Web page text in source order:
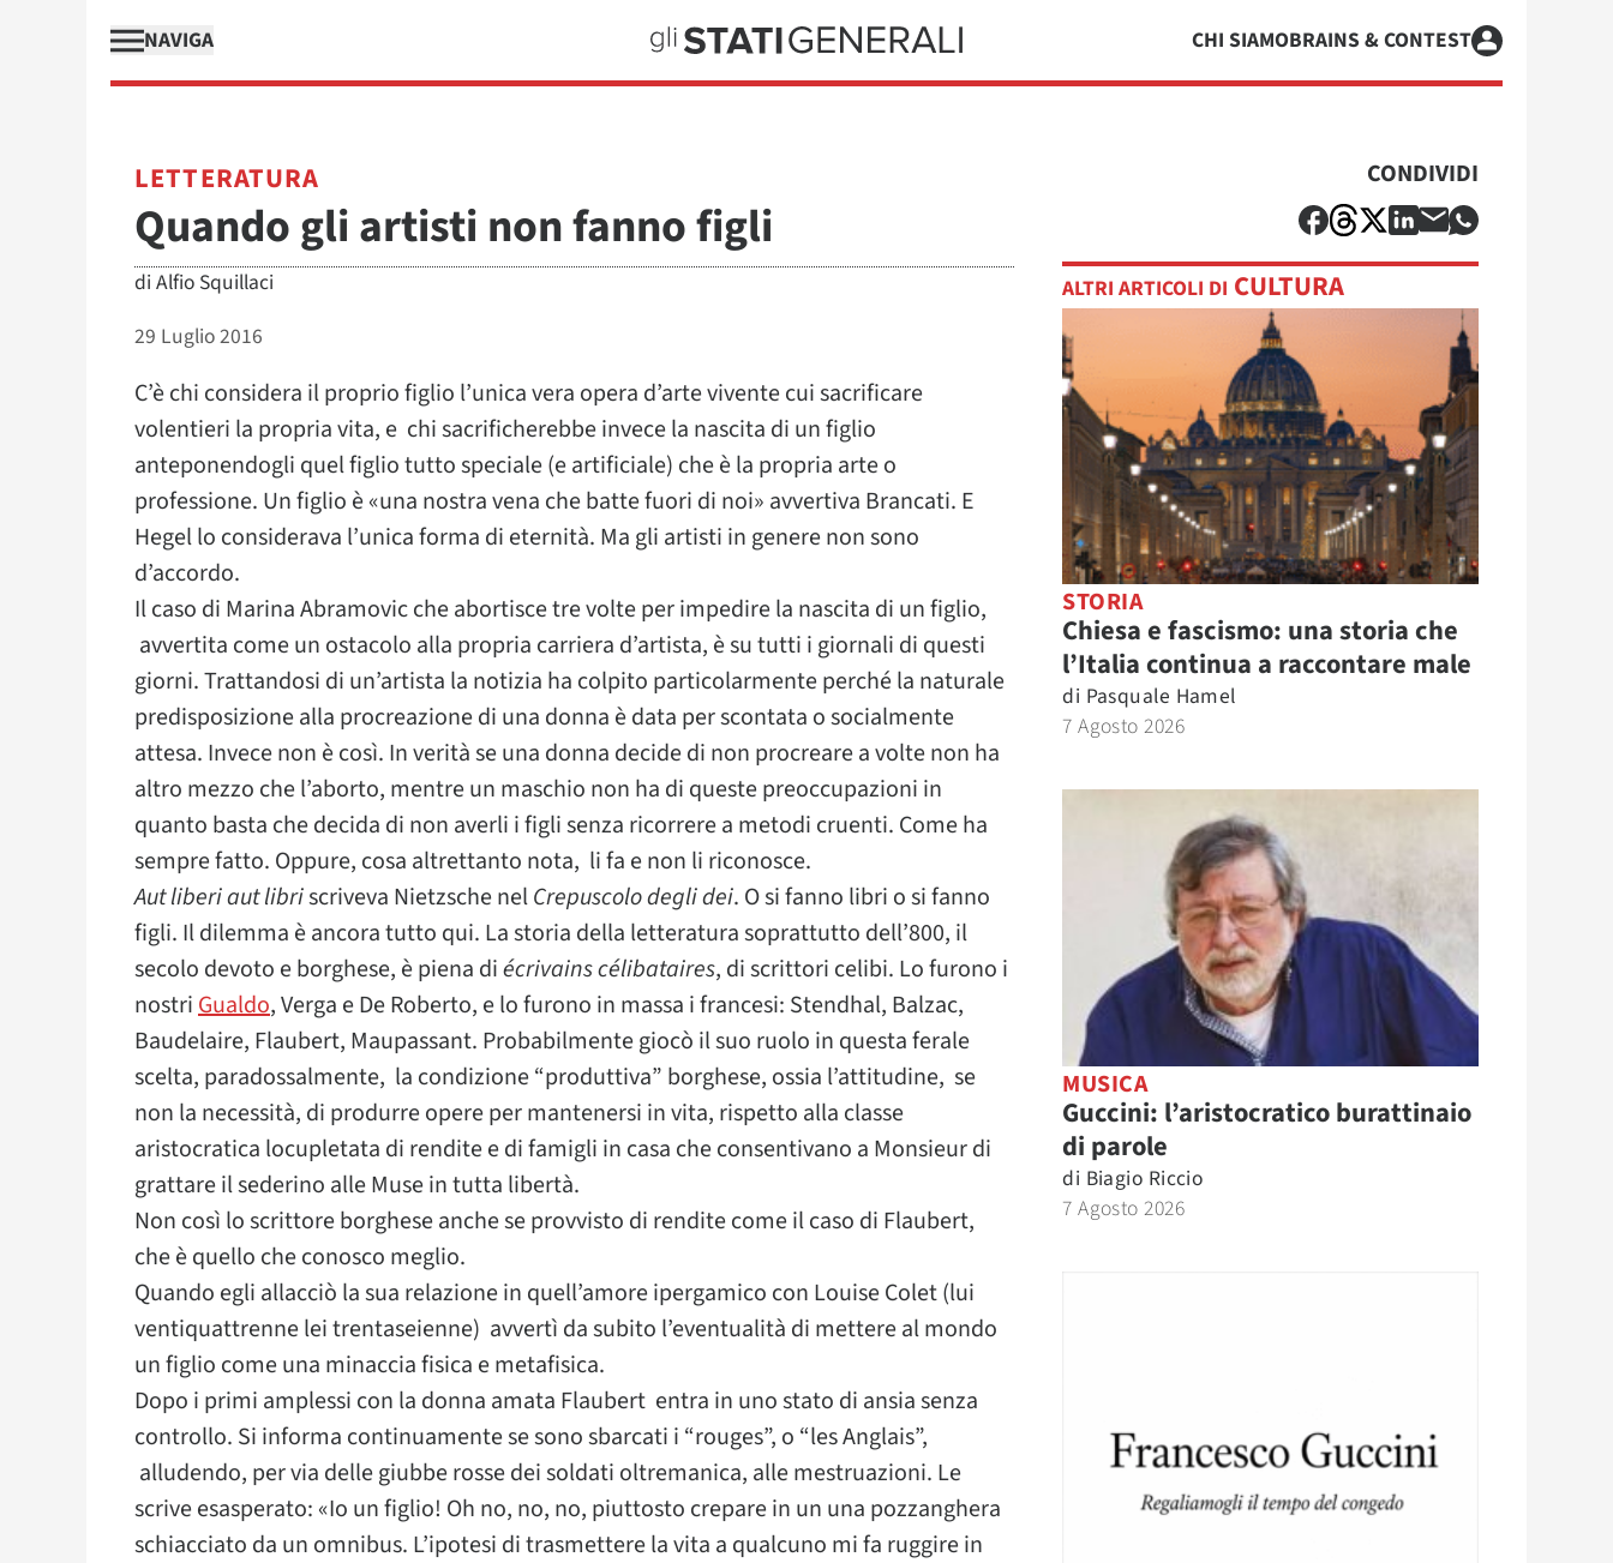
NAVIGA CHI SIAMOBRAINS & CONTEST
LETTERATURA
Quando gli artisti non fanno figli
di Alfio Squillaci
29 Luglio 2016
C’è chi considera il proprio figlio l’unica vera opera d’arte vivente cui sacrificare
volentieri la propria vita, e chi sacrificherebbe invece la nascita di un figlio
anteponendogli quel figlio tutto speciale (e artificiale) che è la propria arte o
professione. Un figlio è «una nostra vena che batte fuori di noi» avvertiva Brancati. E
Hegel lo considerava l’unica forma di eternità. Ma gli artisti in genere non sono
d’accordo.
Il caso di Marina Abramovic che abortisce tre volte per impedire la nascita di un figlio,
avvertita come un ostacolo alla propria carriera d’artista, è su tutti i giornali di questi
giorni. Trattandosi di un’artista la notizia ha colpito particolarmente perché la naturale
predisposizione alla procreazione di una donna è data per scontata o socialmente
attesa. Invece non è così. In verità se una donna decide di non procreare a volte non ha
altro mezzo che l’aborto, mentre un maschio non ha di queste preoccupazioni in
quanto basta che decida di non averli i figli senza ricorrere a metodi cruenti. Come ha
sempre fatto. Oppure, cosa altrettanto nota, li fa e non li riconosce.
Aut liberi aut libriscriveva Nietzsche nelCrepuscolo degli dei. O si fanno libri o si fanno
figli. Il dilemma è ancora tutto qui. La storia della letteratura soprattutto dell’800, il
secolo devoto e borghese, è piena diécrivains célibataires, di scrittori celibi. Lo furono i
nostriGualdo, Verga e De Roberto, e lo furono in massa i francesi: Stendhal, Balzac,
Baudelaire, Flaubert, Maupassant. Probabilmente giocò il suo ruolo in questa ferale
scelta, paradossalmente, la condizione “produttiva” borghese, ossia l’attitudine, se
non la necessità, di produrre opere per mantenersi in vita, rispetto alla classe
aristocratica locupletata di rendite e di famigli in casa che consentivano a Monsieur di
grattare il sederino alle Muse in tutta libertà.
Non così lo scrittore borghese anche se provvisto di rendite come il caso di Flaubert,
che è quello che conosco meglio.
Quando egli allacciò la sua relazione in quell’amore ipergamico con Louise Colet (lui
ventiquattrenne lei trentaseienne) avvertì da subito l’eventualità di mettere al mondo
un figlio come una minaccia fisica e metafisica.
Dopo i primi amplessi con la donna amata Flaubert entra in uno stato di ansia senza
controllo. Si informa continuamente se sono sbarcati i “rouges”, o “les Anglais”,
alludendo, per via delle giubbe rosse dei soldati oltremanica, alle mestruazioni. Le
scrive esasperato: «Io un figlio! Oh no, no, no, piuttosto crepare in un una pozzanghera
schiacciato da un omnibus. L’ipotesi di trasmettere la vita a qualcuno mi fa ruggire in
CONDIVIDI
ALTRI ARTICOLI DI CULTURA
STORIA
Chiesa e fascismo: una storia che
l’Italia continua a raccontare male
di Pasquale Hamel
7 Agosto 2026
MUSICA
Guccini: l’aristocratico burattinaio
di parole
di Biagio Riccio
7 Agosto 2026